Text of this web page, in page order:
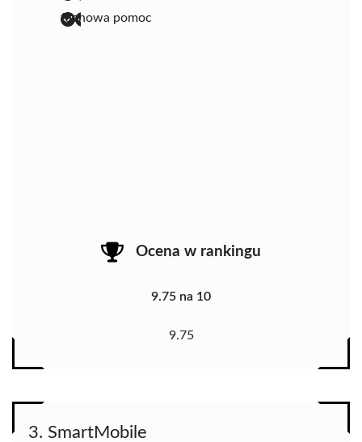
fachowa pomoc
Ocena w rankingu
9.75 na 10
9.75
3. SmartMobile